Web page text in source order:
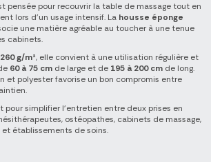
pensée pour recouvrir la table de massage tout en
lors d'un usage intensif. La housse éponge
une matière agréable au toucher à une tenue
cabinets.
260 g/m², elle convient à une utilisation régulière et
60 à 75 cm de large et de 195 à 200 cm de long.
et polyester favorise un bon compromis entre
pour simplifier l'entretien entre deux prises en
ostéopathes, cabinets de massage,
établissements de soins.